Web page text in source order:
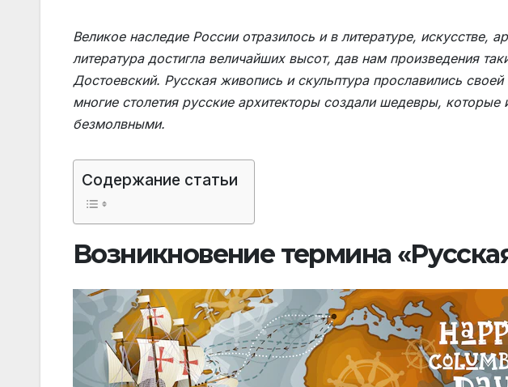
Великое наследие России отразилось и в литературе, искусстве,
литература достигла величайших высот, дав нам произведения
Достоевский. Русская живопись и скульптура прославились
многие столетия русские архитекторы создали шедевры, которые
безмолвными.
Содержание статьи
Возникновение термина